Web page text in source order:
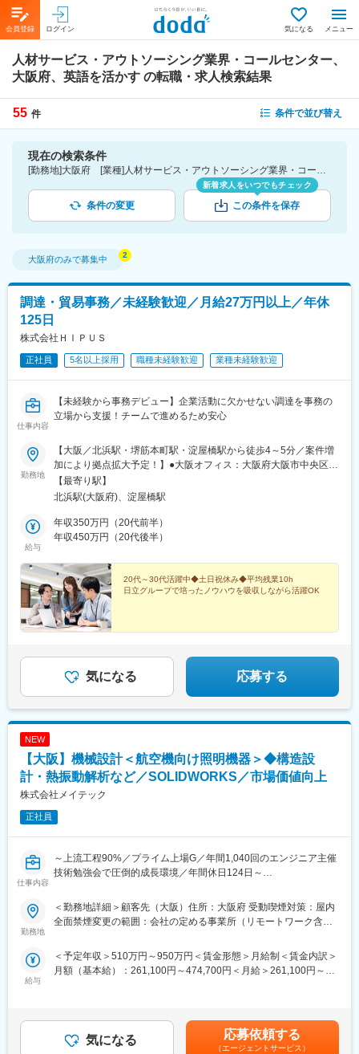
会員登録 ログイン 気になる メニュー
人材サービス・アウトソーシング業界・コールセンター、
大阪府、英語を活かす の転職・求人検索結果
55 件 条件で並び替え
現在の検索条件
[勤務地]大阪府 [業種]人材サービス・アウトソーシング業界・コールセンター [詳細条件](語学)英語を活かす
条件の変更
新着求人をいつでもチェック
この条件を保存
大阪府のみで募集中
調達・貿易事務／未経験歓迎／月給27万円以上／年休
125日
株式会社ＨＩＰＵＳ
正社員 5名以上採用 職種未経験歓迎 業種未経験歓迎
仕事内容
【未経験から事務デビュー】企業活動に欠かせない調達を事務の
立場から支援！チームで進めるため安心
勤務地
【大阪／北浜駅・堺筋本町駅・淀屋橋駅から徒歩4～5分／案件増
加により拠点拡大予定！】●大阪オフィス：大阪府大阪市中央区平
野町2-3-7 アーバンエース北浜ビル・大阪市営地下鉄堺筋線 「北
浜駅」「堺筋本町駅」徒歩4分・大阪市営地下鉄御堂筋線 「淀屋
範囲）当社関連勤務地※将来的にはキャリア形成の一環として、本
人の希望・適性に応じて他拠点での勤務の可能性があります
【最寄り駅】
北浜駅(大阪府)、淀屋橋駅
給与
年収350万円（20代前半）
年収450万円（20代後半）
20代～30代活躍中◆土日祝休み◆平均残業10h
日立グループで培ったノウハウを吸収しながら活躍OK
気になる 応募する
NEW
【大阪】機械設計＜航空機向け照明機器＞◆構造設
計・熱振動解析など／SOLIDWORKS／市場価値向上
株式会社メイテック
正社員
仕事内容
～上流工程90%／プライム上場G／年間1,040回のエンジニア主催
技術勉強会で圧倒的成長環境／年間休日124日～
■業務内容：
◇照明製品の構造設計
◇量産部品設計
◇熱振動解析
■ツール／開発環境：
SOLIDWORKS
勤務地
＜勤務地詳細＞顧客先（大阪）住所：大阪府 受動喫煙対策：屋内
全面禁煙変更の範囲：会社の定める事業所（リモートワーク含
給与
＜予定年収＞510万円～950万円＜賃金形態＞月給制＜賃金内訳＞
月額（基本給）：261,100円～474,700円＜月給＞261,100円～
気になる 応募依頼する
（エージェントサービス）